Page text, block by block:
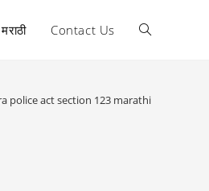
मराठी Contact Us Toggle
police act section 123 marathi